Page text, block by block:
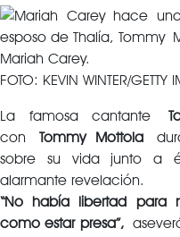
Mariah Carey.
FOTO: KEVIN WINTER/GETTY
La famosa cantante
conTommy Mottola
sobre su vida junto a
alarmante revelación.
“No había libertad para
como estar presa”,